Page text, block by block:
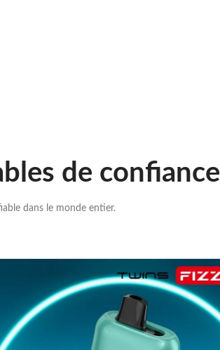
de confiance
dans le monde entier.